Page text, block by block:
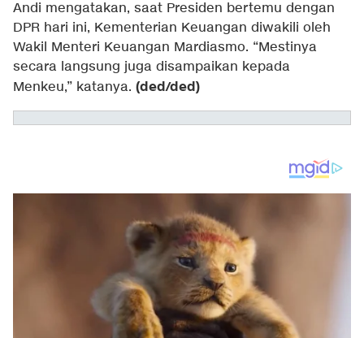
Andi mengatakan, saat Presiden bertemu dengan
DPR hari ini, Kementerian Keuangan diwakili oleh
Wakil Menteri Keuangan Mardiasmo. “Mestinya
secara langsung juga disampaikan kepada
Menkeu,” katanya. (ded/ded)